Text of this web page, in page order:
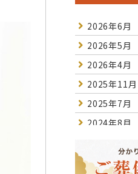
2026年6月
2026年5月
2026年4月
2025年11月
2025年7月
2024年8月
2023年10月